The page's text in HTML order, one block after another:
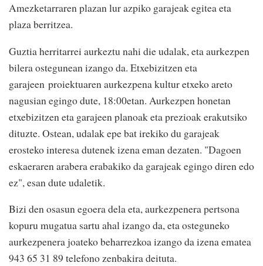
Amezketarraren plazan lur azpiko garajeak egitea eta
plaza berritzea.
Guztia herritarrei aurkeztu nahi die udalak, eta aurkezpen
bilera ostegunean izango da. Etxebizitzen eta
garajeen proiektuaren aurkezpena kultur etxeko areto
nagusian egingo dute, 18:00etan. Aurkezpen honetan
etxebizitzen eta garajeen planoak eta prezioak erakutsiko
dituzte. Ostean, udalak epe bat irekiko du garajeak
erosteko interesa dutenek izena eman dezaten. "Dagoen
eskaeraren arabera erabakiko da garajeak egingo diren edo
ez", esan dute udaletik.
Bizi den osasun egoera dela eta, aurkezpenera pertsona
kopuru mugatua sartu ahal izango da, eta osteguneko
aurkezpenera joateko beharrezkoa izango da izena ematea
943 65 31 89 telefono zenbakira deituta.